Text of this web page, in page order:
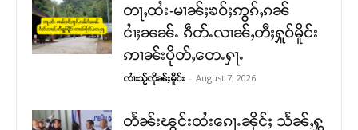
တႃႇထႆး-မၢၼ်ႈၶဝ်ႈဢွၵ်ႇၵၼ်
ငၢႆႈၼၼ်ႉ ၵဵတ်ႉလၢၼ်ႇတီႈႁူဝ်မိူင်း
ဢၢၼ်းပိုတ်ႇတေႉႁႃႉ
ၸၢႆးသႂ်ၸိုၼ်ႈမိူင်း - August 7, 2026
တႅၼ်းၽွင်းထႆးၵေႃႉၼိုင်ႈ သႅၼ်ႇႁွ